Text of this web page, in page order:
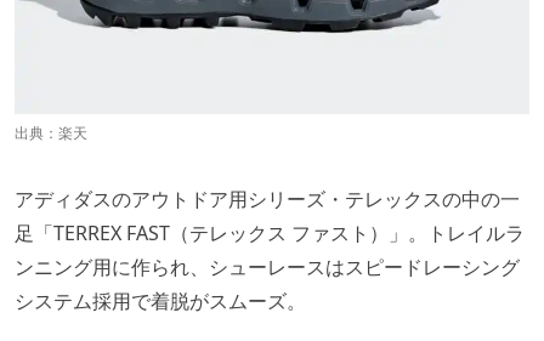
出典： 楽天
アディダスのアウトドア用シリーズ・テレックスの中の一
足「TERREX FAST（テレックス ファスト）」。トレイルラ
ンニング用に作られ、シューレースはスピードレーシング
システム採用で着脱がスムーズ。